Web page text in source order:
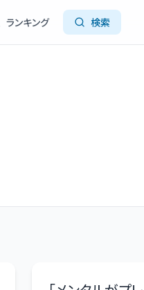
ランキング 検索